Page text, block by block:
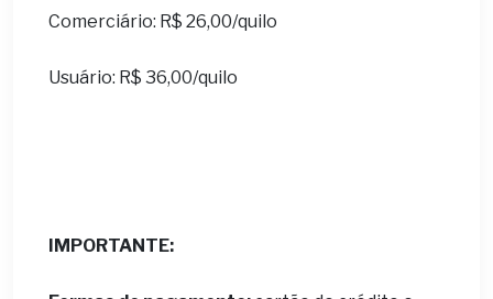
Comerciário: R$ 26,00/quilo
Usuário: R$ 36,00/quilo
IMPORTANTE: